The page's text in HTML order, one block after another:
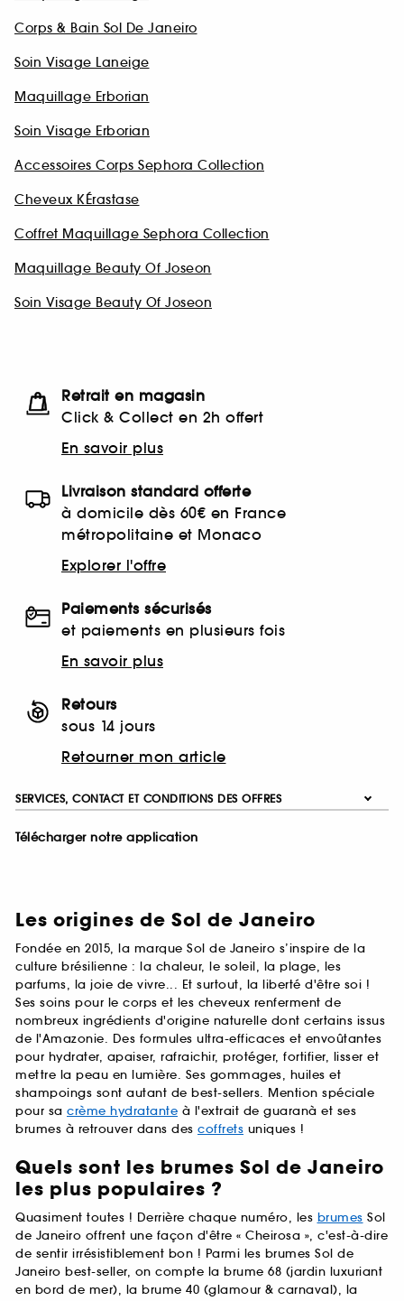
Corps & Bain Sol De Janeiro
Soin Visage Laneige
Maquillage Erborian
Soin Visage Erborian
Accessoires Corps Sephora Collection
Cheveux KÉrastase
Coffret Maquillage Sephora Collection
Maquillage Beauty Of Joseon
Soin Visage Beauty Of Joseon
Retrait en magasin
Click & Collect en 2h offert
En savoir plus
Livraison standard offerte
à domicile dès 60€ en France
métropolitaine et Monaco
Explorer l'offre
Paiements sécurisés
et paiements en plusieurs fois
En savoir plus
Retours
sous 14 jours
Retourner mon article
SERVICES, CONTACT ET CONDITIONS DES OFFRES
Télécharger notre application
Les origines de Sol de Janeiro
Fondée en 2015, la marque Sol de Janeiro s’inspire de la
culture brésilienne : la chaleur, le soleil, la plage, les
parfums, la joie de vivre... Et surtout, la liberté d'être soi !
Ses soins pour le corps et les cheveux renferment de
nombreux ingrédients d'origine naturelle dont certains issus
de l'Amazonie. Des formules ultra-efficaces et envoûtantes
pour hydrater, apaiser, rafraichir, protéger, fortifier, lisser et
mettre la peau en lumière. Ses gommages, huiles et
shampoings sont autant de best-sellers. Mention spéciale
pour sa crème hydratante à l'extrait de guaranà et ses
brumes à retrouver dans des coffrets uniques !
Quels sont les brumes Sol de Janeiro
les plus populaires ?
Quasiment toutes ! Derrière chaque numéro, les brumes Sol
de Janeiro offrent une façon d'être « Cheirosa », c'est-à-dire
de sentir irrésistiblement bon ! Parmi les brumes Sol de
Janeiro best-seller, on compte la brume 68 (jardin luxuriant
en bord de mer), la brume 40 (glamour & carnaval), la